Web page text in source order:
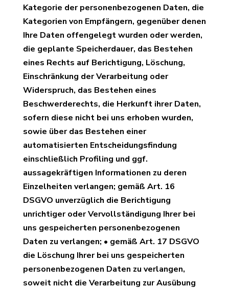
Kategorie der personenbezogenen Daten, die
Kategorien von Empfängern, gegenüber denen
Ihre Daten offengelegt wurden oder werden,
die geplante Speicherdauer, das Bestehen
eines Rechts auf Berichtigung, Löschung,
Einschränkung der Verarbeitung oder
Widerspruch, das Bestehen eines
Beschwerderechts, die Herkunft ihrer Daten,
sofern diese nicht bei uns erhoben wurden,
sowie über das Bestehen einer
automatisierten Entscheidungsfindung
einschließlich Profiling und ggf.
aussagekräftigen Informationen zu deren
Einzelheiten verlangen; gemäß Art. 16
DSGVO unverzüglich die Berichtigung
unrichtiger oder Vervollständigung Ihrer bei
uns gespeicherten personenbezogenen
Daten zu verlangen; • gemäß Art. 17 DSGVO
die Löschung Ihrer bei uns gespeicherten
personenbezogenen Daten zu verlangen,
soweit nicht die Verarbeitung zur Ausübung